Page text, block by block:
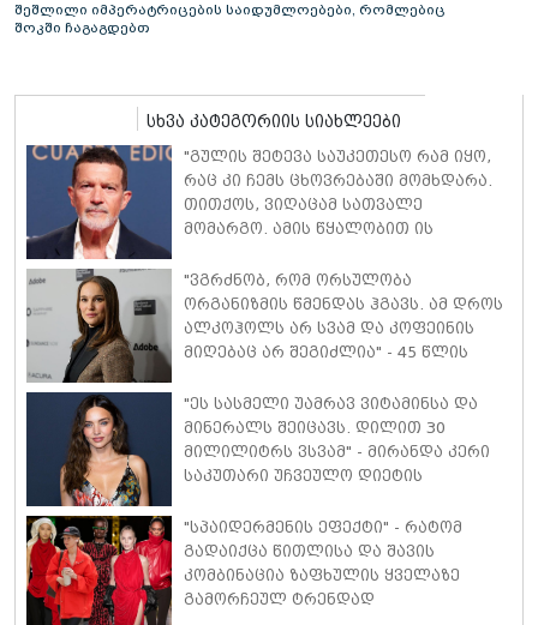
შეშლილი იმპერატრიცების საიდუმლოებები, რომლებიც
შოკში ჩაგაგდებთ
სხვა კატეგორიის სიახლეები
"გულის შეტევა საუკეთესო რამ იყო,
რაც კი ჩემს ცხოვრებაში მომხდარა.
თითქოს, ვიღაცამ სათვალე
მომარგო. ამის წყალობით ის
ვერ ვამჩნევდი" - ანტონიო ბანდერასი
"ვგრძნობ, რომ ორსულობა
ორგანიზმის წმენდას ჰგავს. ამ დროს
ალკოჰოლს არ სვამ და კოფეინის
მიღებაც არ შეგიძლია" - 45 წლის
იშვიათ კომენტარს აკეთებს
"ეს სასმელი უამრავ ვიტამინსა და
მინერალს შეიცავს. დილით 30
მილილიტრს ვსვამ" - მირანდა კერი
საკუთარი უჩვეულო დიეტის
"სპაიდერმენის ეფექტი" - რატომ
გადაიქცა წითლისა და შავის
კომბინაცია ზაფხულის ყველაზე
გამორჩეულ ტრენდად